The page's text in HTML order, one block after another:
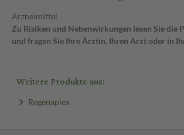
Arzneimittel
Zu Risiken und Nebenwirkungen lesen Sie die
und fragen Sie Ihre Ärztin, Ihren Arzt oder in
Weitere Produkte aus:
Regenaplex